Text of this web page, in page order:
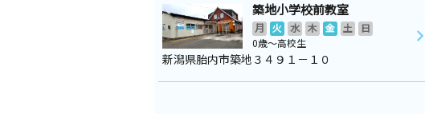
築地小学校前教室
月 火 水 木 金 土
日
0歳～高校生
新潟県胎内市築地３４９１－１０